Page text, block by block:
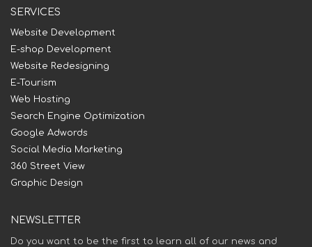
SERVICES
Website Development
E-shop Development
Website Redesigning
E-Tourism
Web Hosting
Search Engine Optimization
Google Adwords
Social Media Marketing
360 Street View
Graphic Design
NEWSLETTER
Do you want to be the first to learn all of our news and